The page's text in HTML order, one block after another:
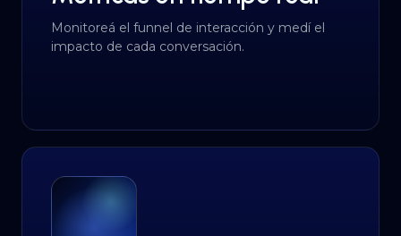
Monitoreá el funnel de interacción y medí el
impacto de cada conversación.